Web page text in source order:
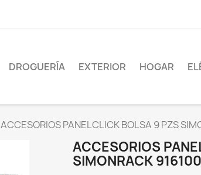
DROGUERÍA EXTERIOR HOGAR
ACCESORIOS PANELCLICK BOLSA 9 PZS
ACCESORIOS
SIMONRACK